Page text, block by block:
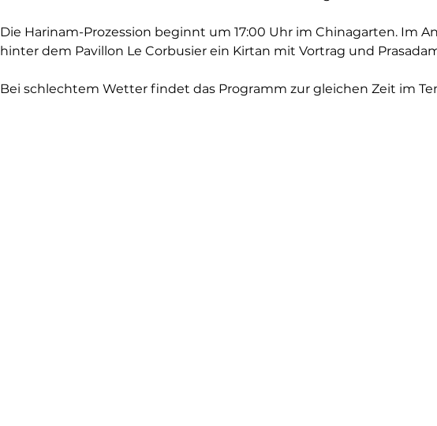
Die Harinam-Prozession beginnt um 17:00 Uhr im Chinagarten. Im
hinter dem Pavillon Le Corbusier ein Kirtan mit Vortrag und
Bei schlechtem Wetter findet das Programm zur gleichen Zeit im